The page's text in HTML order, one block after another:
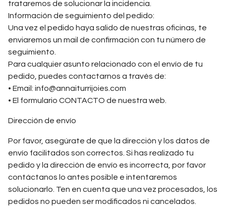
trataremos de solucionar la incidencia.
Información de seguimiento del pedido:
Una vez el pedido haya salido de nuestras oficinas, te
enviaremos un mail de confirmación con tu número de
seguimiento.
Para cualquier asunto relacionado con el envío de tu
pedido, puedes contactarnos a través de:
• Email: info@annaiturrijoies.com
• El formulario CONTACTO de nuestra web.
Dirección de envío
Por favor, asegúrate de que la dirección y los datos de
envío facilitados son correctos. Si has realizado tu
pedido y la dirección de envío es incorrecta, por favor
contáctanos lo antes posible e intentaremos
solucionarlo. Ten en cuenta que una vez procesados, los
pedidos no pueden ser modificados ni cancelados.